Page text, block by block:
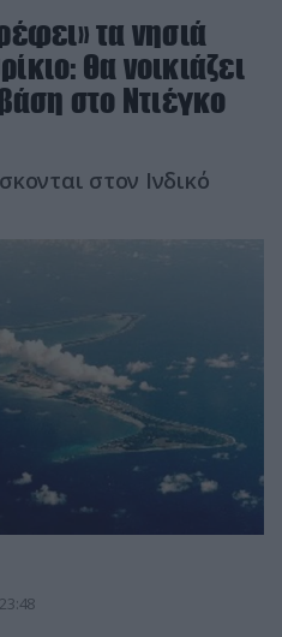
τα νησιά
Θα νοικιάζει
στο Ντιέγκο
στον Ινδικό